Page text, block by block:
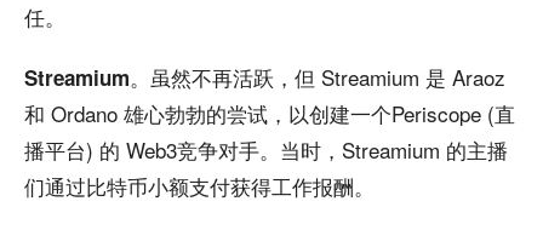
任。
Streamium。虽然不再活跃，但 Streamium 是 Araoz
和 Ordano 雄心勃勃的尝试，以创建一个Periscope (直
播平台) 的 Web3竞争对手。当时，Streamium 的主播
们通过比特币小额支付获得工作报酬。